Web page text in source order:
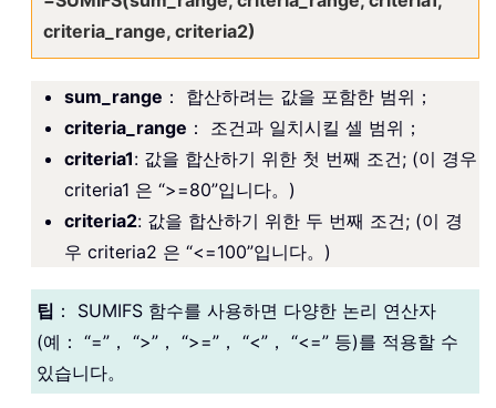
criteria_range, criteria2)
sum_range ： 합산하려는 값을 포함한 범위；
criteria_range ： 조건과 일치시킬 셀 범위；
criteria1: 값을 합산하기 위한 첫 번째 조건; (이 경우
criteria1 은 “>=80”입니다。)
criteria2: 값을 합산하기 위한 두 번째 조건; (이 경
우 criteria2 은 “<=100”입니다。)
팁 ： SUMIFS 함수를 사용하면 다양한 논리 연산자
(예： “=”， “>”， “>=”， “<”， “<=” 등)를 적용할 수
있습니다。